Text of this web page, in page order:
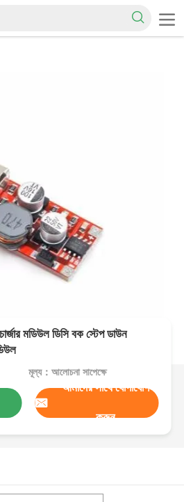
মডিউল ডিসি বক স্টেপ ডাউন
মূল্য：আলোচনা সাপেক্ষে
আমাদের সাথে যোগাযোগ
করুন